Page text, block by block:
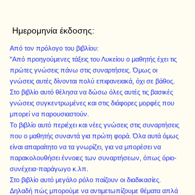
Ημερομηνία έκδοσης:
Από τον πρόλογο του βιβλίου:
"Από προηγούμενες τάξεις του Λυκείου ο μαθητής έχει τις
πρώτες γνώσεις πάνω στις συναρτήσεις. Όμως οι
γνώσεις αυτές δίνονται πολύ επιφανειακά, όχι σε βάθος.
Στο βιβλίο αυτό θέλησα να δώσω όλες αυτές τις βασικές
γνώσεις συγκεντρωμένες και στις διάφορες μορφές που
μπορεί να παρουσιαστούν.
Το βιβλίο αυτό περιέχει και νέες γνώσεις στις συναρτήσεις
που ο μαθητής συναντά για πρώτη φορά. Όλα αυτά όμως
είναι απαραίτητο να τα γνωρίζει, για να μπορέσει να
παρακολουθήσει έννοιες των συναρτήσεων, όπως όριο-
συνέχεια-παράγωγο κ.λπ.
Στο βιβλίο αυτό μεγάλο ρόλο παίζουν οι διαδικασίες.
Δηλαδή πώς μπορούμε να αντιμετωπίζουμε θέματα απλά